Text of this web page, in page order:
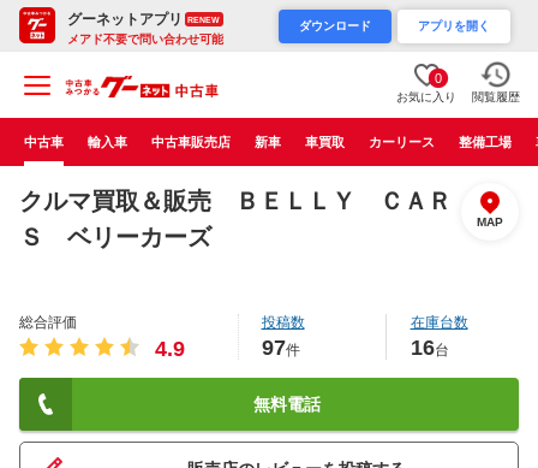
グーネットアプリ RENEW
メアド不要で問い合わせ可能
ダウンロード アプリを開く
0
お気に入り 閲覧履歴
中古車 輸入車 中古車販売店 新車 車買取 カーリース 整備工場
クルマ買取＆販売 ＢＥＬＬＹ ＣＡＲ
Ｓ ベリーカーズ
MAP
総合評価
4.9
投稿数
97件
在庫台数
16台
無料電話